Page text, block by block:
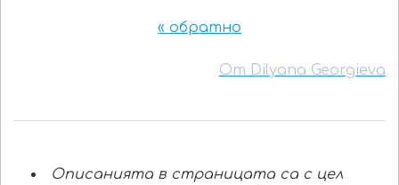
« обратно
От Dilyana Georgieva
Описанията в страницата са с цел